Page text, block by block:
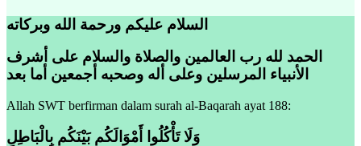
السلام عليكم ورحمة الله وبركاته
الحمد لله رب العالمين والصلاة والسلام على أشرف
الأنبياء المرسلين وعلى أله وصحبه أجمعين أما بعد
Allah SWT berfirman dalam surah al-Baqarah ayat 188:
وَلَا تَأْكُلُوا أَمْوَالَكُم بَيْنَكُم بِالْبَاطِلِ